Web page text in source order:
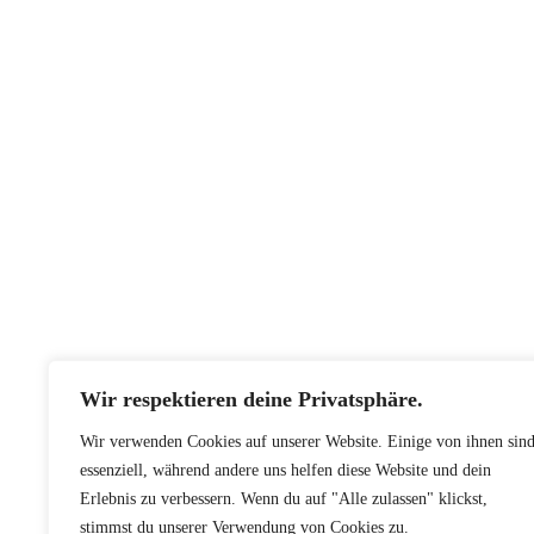
Wir respektieren deine Privatsphäre.
Wir verwenden Cookies auf unserer Website. Einige von ihnen sind
essenziell, während andere uns helfen diese Website und dein
Erlebnis zu verbessern. Wenn du auf "Alle zulassen" klickst,
stimmst du unserer Verwendung von Cookies zu.